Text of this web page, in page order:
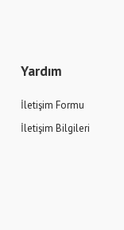
Yardım
İletişim Formu
İletişim Bilgileri